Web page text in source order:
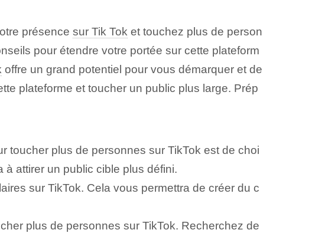
présence sur Tik Toket touchez plus de person
pour étendre votre portée sur cette plateform
offre un grand potentiel pour vous démarquer et de
plateforme et toucher un public plus large. Prép
toucher plus de personnes sur TikTok est de choi
attirer un public cible plus défini.
sur TikTok. Cela vous permettra de créer du c
plus de personnes sur TikTok. Recherchez de